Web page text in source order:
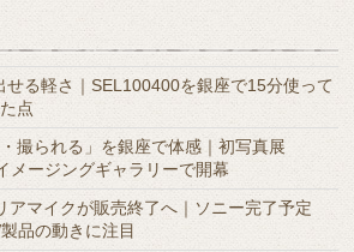
る軽さ｜SEL100400を銀座で15分使って
点
撮られる」を銀座で体感｜初写真展
メージングギャラリーで開幕
アマイクが販売終了へ｜ソニー完了予定
品の動きに注目